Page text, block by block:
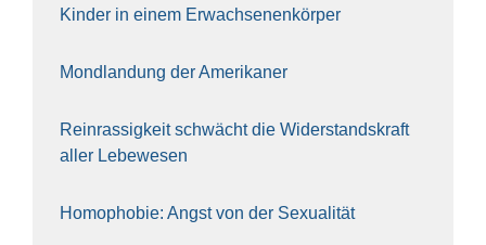
Kin­der in einem Erwach­se­nen­kör­per
Mond­lan­dung der Ame­ri­ka­ner
Rein­ras­sig­keit schwächt die Wider­stands­kraft
aller Lebe­we­sen
Homo­pho­bie: Angst von der Sexua­li­tät